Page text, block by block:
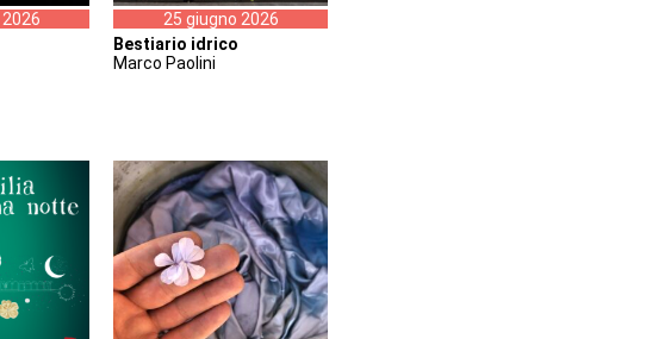
25 giugno 2026
Bestiario idrico
Marco Paolini